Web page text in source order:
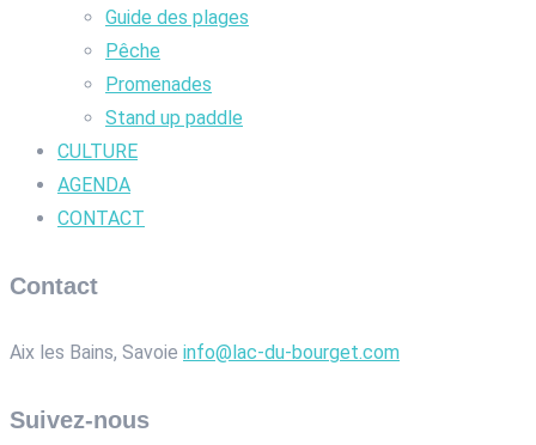
Guide des plages
Pêche
Promenades
Stand up paddle
CULTURE
AGENDA
CONTACT
Contact
Aix les Bains, Savoie info@lac-du-bourget.com
Suivez-nous